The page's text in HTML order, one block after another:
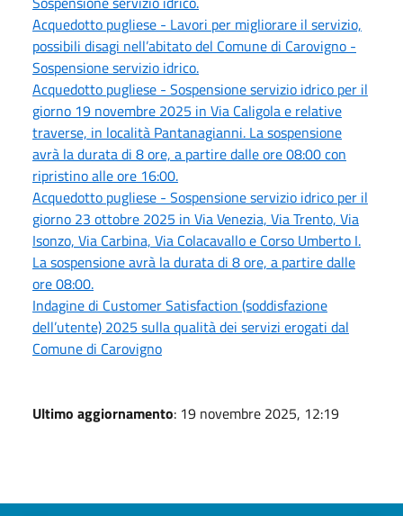
Acquedotto pugliese - Lavori per migliorare il servizio,
possibili disagi nell’abitato del Comune di Carovigno -
Sospensione servizio idrico.
Acquedotto pugliese - Sospensione servizio idrico per il
giorno 19 novembre 2025 in Via Caligola e relative
traverse, in località Pantanagianni. La sospensione
avrà la durata di 8 ore, a partire dalle ore 08:00 con
ripristino alle ore 16:00.
Acquedotto pugliese - Sospensione servizio idrico per il
giorno 23 ottobre 2025 in Via Venezia, Via Trento, Via
Isonzo, Via Carbina, Via Colacavallo e Corso Umberto I.
La sospensione avrà la durata di 8 ore, a partire dalle
ore 08:00.
Indagine di Customer Satisfaction (soddisfazione
dell’utente) 2025 sulla qualità dei servizi erogati dal
Comune di Carovigno
Ultimo aggiornamento: 19 novembre 2025, 12:19